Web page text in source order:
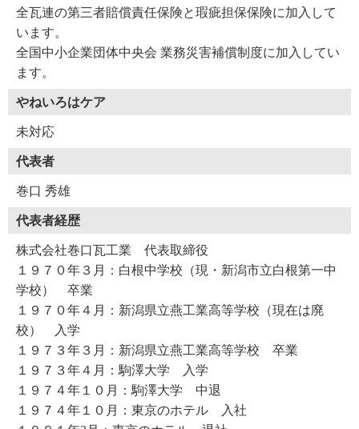
全瓦連の第三者賠償責任保険と瑕疵担保保険に加入して
います。
全国中小企業団体中央会 業務災害補償制度に加入してい
ます。
やねいろはケア
未対応
代表者
巻口 秀雄
代表者経歴
株式会社巻口瓦工業 代表取締役
１９７０年３月：白根中学校（現・新潟市立白根第一中
学校） 卒業
１９７０年４月：新潟県立燕工業高等学校（現在は廃
校） 入学
１９７３年３月：新潟県立燕工業高等学校 卒業
１９７３年４月：駒澤大学 入学
１９７４年１０月：駒澤大学 中退
１９７４年１０月：東京のホテル 入社